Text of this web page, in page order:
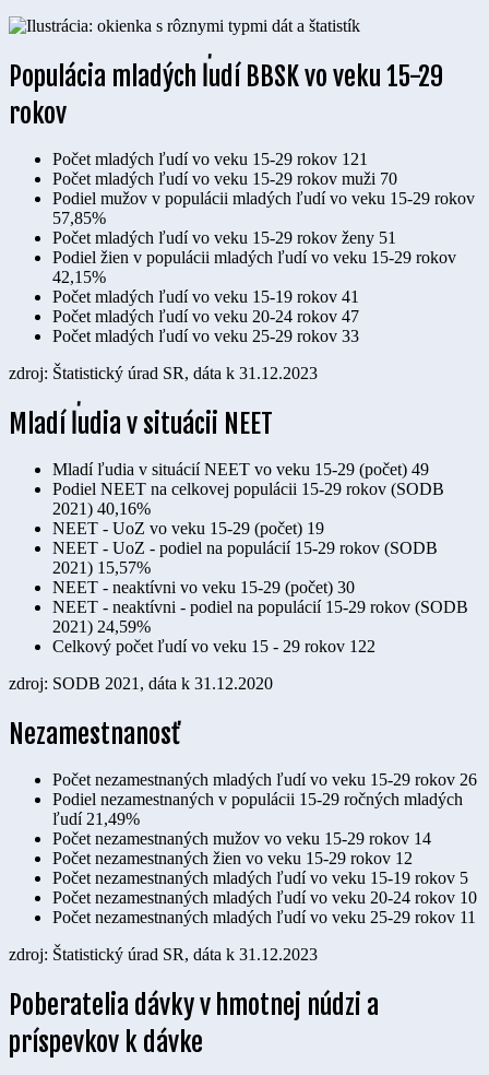
Populácia mladých ľudí BBSK vo veku 15-29
rokov
Počet mladých ľudí vo veku 15-29 rokov 121
Počet mladých ľudí vo veku 15-29 rokov muži 70
Podiel mužov v populácii mladých ľudí vo veku 15-29 rokov
57,85%
Počet mladých ľudí vo veku 15-29 rokov ženy 51
Podiel žien v populácii mladých ľudí vo veku 15-29 rokov
42,15%
Počet mladých ľudí vo veku 15-19 rokov 41
Počet mladých ľudí vo veku 20-24 rokov 47
Počet mladých ľudí vo veku 25-29 rokov 33
zdroj: Štatistický úrad SR, dáta k 31.12.2023
Mladí ľudia v situácii NEET
Mladí ľudia v situácií NEET vo veku 15-29 (počet) 49
Podiel NEET na celkovej populácii 15-29 rokov (SODB
2021) 40,16%
NEET - UoZ vo veku 15-29 (počet) 19
NEET - UoZ - podiel na populácií 15-29 rokov (SODB
2021) 15,57%
NEET - neaktívni vo veku 15-29 (počet) 30
NEET - neaktívni - podiel na populácií 15-29 rokov (SODB
2021) 24,59%
Celkový počet ľudí vo veku 15 - 29 rokov 122
zdroj: SODB 2021, dáta k 31.12.2020
Nezamestnanosť
Počet nezamestnaných mladých ľudí vo veku 15-29 rokov 26
Podiel nezamestnaných v populácii 15-29 ročných mladých
ľudí 21,49%
Počet nezamestnaných mužov vo veku 15-29 rokov 14
Počet nezamestnaných žien vo veku 15-29 rokov 12
Počet nezamestnaných mladých ľudí vo veku 15-19 rokov 5
Počet nezamestnaných mladých ľudí vo veku 20-24 rokov 10
Počet nezamestnaných mladých ľudí vo veku 25-29 rokov 11
zdroj: Štatistický úrad SR, dáta k 31.12.2023
Poberatelia dávky v hmotnej núdzi a
príspevkov k dávke